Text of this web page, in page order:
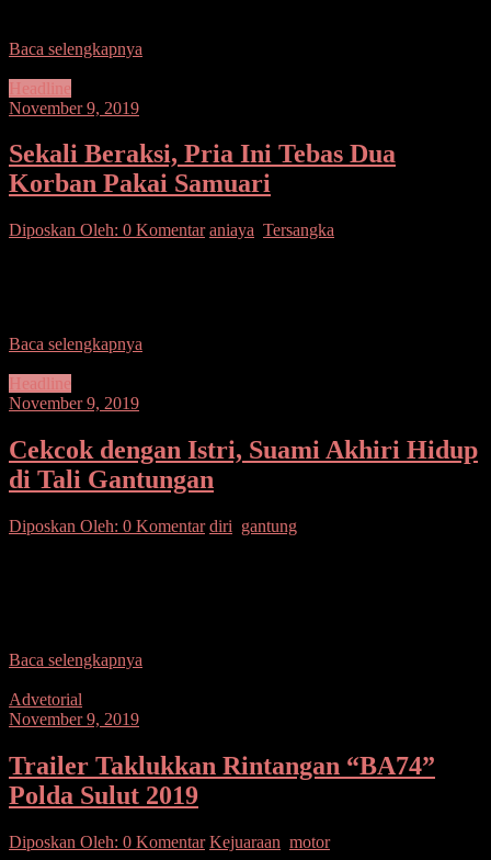
Baca selengkapnya
Headline
November 9, 2019
Sekali Beraksi, Pria Ini Tebas Dua
Korban Pakai Samuari
Diposkan Oleh: 0 Komentar aniaya Tersangka
Baca selengkapnya
Headline
November 9, 2019
Cekcok dengan Istri, Suami Akhiri Hidup
di Tali Gantungan
Diposkan Oleh: 0 Komentar diri gantung
Baca selengkapnya
Advetorial
November 9, 2019
Trailer Taklukkan Rintangan “BA74”
Polda Sulut 2019
Diposkan Oleh: 0 Komentar Kejuaraan motor